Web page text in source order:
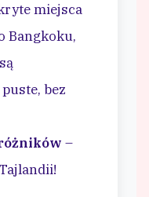
miejsca
Bangkoku,
bez
–